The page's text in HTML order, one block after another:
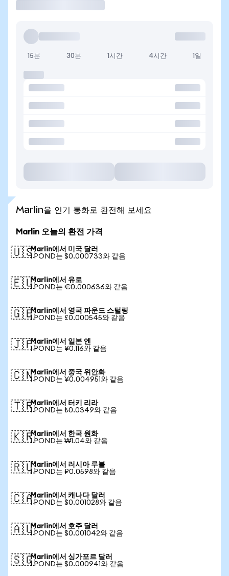
15분 30분 1시간 4시간 1일
Marlin을 인기 통화로 환전해 보세요
Marlin 오늘의 환전 가격
🇺🇸Marlin에서 미국 달러
1 POND는 $0.000733와 같음
🇪🇺Marlin에서 유로
1 POND는 €0.000636와 같음
🇬🇧Marlin에서 영국 파운드 스털링
1 POND는 £0.000545와 같음
🇯🇵Marlin에서 일본 엔
1 POND는 ¥0.116와 같음
🇨🇳Marlin에서 중국 위안화
1 POND는 ¥0.004951와 같음
🇹🇷Marlin에서 터키 리라
1 POND는 ₺0.0349와 같음
🇰🇷Marlin에서 한국 원화
1 POND는 ₩1.04와 같음
🇷🇺Marlin에서 러시아 루블
1 POND는 ₽0.0598와 같음
🇨🇦Marlin에서 캐나다 달러
1 POND는 $0.001028와 같음
🇦🇺Marlin에서 호주 달러
1 POND는 $0.001042와 같음
🇸🇬Marlin에서 싱가포르 달러
1 POND는 $0.000941와 같음